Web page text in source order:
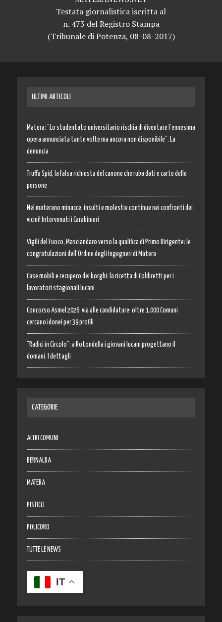
Testata giornalistica iscritta al
n. 473 del Registro Stampa
(Tribunale di Potenza, 08-08-2017)
ULTIMI ARTICOLI
Matera: “Lo studentato universitario rischia di diventare l’ennesima
opera annunciata tante volte ma ancora non disponibile”. La
denuncia
Truffa Spid, la falsa richiesta del canone che ruba dati e carte delle
persone
Nel materano minacce, insulti e molestie continue nei confronti dei
vicini! Intervenuti i Carabinieri
Vigili del Fuoco, Masciandaro verso la qualifica di Primo Dirigente: le
congratulazioni dell’Ordine degli Ingegneri di Matera
Case mobili e recupero dei borghi: la ricetta di Coldiretti per i
lavoratori stagionali lucani
Concorso Asmel 2026, via alle candidature: oltre 1.000 Comuni
cercano idonei per 39 profili
“Radici in Circolo”: a Rotondella i giovani lucani progettano il
domani. I dettagli
CATEGORIE
ALTRI COMUNI
BERNALDA
MATERA
PISTICCI
POLICORO
TUTTE LE NEWS
IT